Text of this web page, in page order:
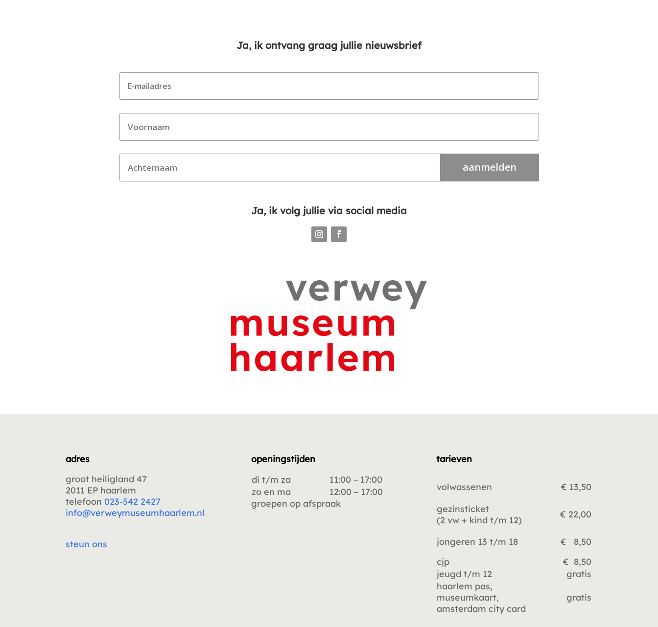
Ja, ik ontvang graag jullie nieuwsbrief
aanmelden
Ja, ik volg jullie via social media
adres
groot heiligland 47
2011 EP haarlem
telefoon023-542 2427
info@verweymuseumhaarlem.nl
steun ons
openingstijden
di t/m za
11:00 – 17:00
zo en ma
12:00 – 17:00
groepen op afspraak
tarieven
volwassenen
€ 13,50
gezinsticket
(2 vw + kind t/m 12)
€ 22,00
jongeren 13 t/m 18
€ 8,50
cjp
€ 8,50
jeugd t/m 12
gratis
haarlem pas,
museumkaart,
amsterdam city card
gratis